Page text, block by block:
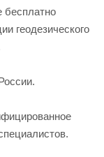
бесплатно
геодезического